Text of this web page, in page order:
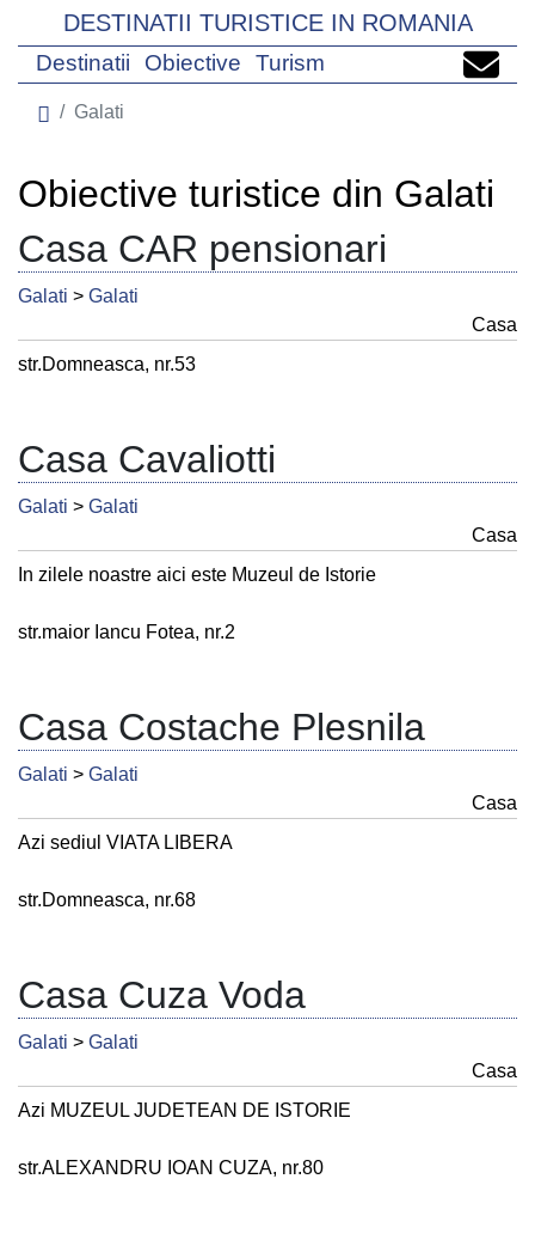
DESTINATII TURISTICE IN ROMANIA
Destinatii Obiective Turism
Galati
Obiective turistice din Galati
Casa CAR pensionari
Galati > Galati
Casa
str.Domneasca, nr.53
Casa Cavaliotti
Galati > Galati
Casa
In zilele noastre aici este Muzeul de Istorie
str.maior Iancu Fotea, nr.2
Casa Costache Plesnila
Galati > Galati
Casa
Azi sediul VIATA LIBERA
str.Domneasca, nr.68
Casa Cuza Voda
Galati > Galati
Casa
Azi MUZEUL JUDETEAN DE ISTORIE
str.ALEXANDRU IOAN CUZA, nr.80